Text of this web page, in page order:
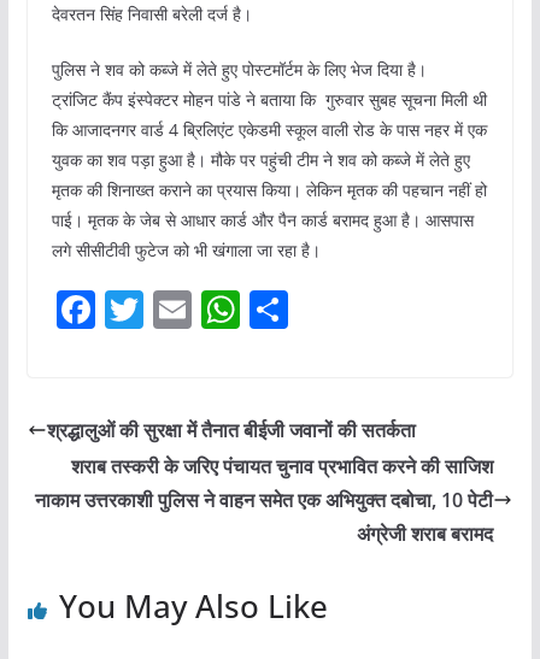
देवरतन सिंह निवासी बरेली दर्ज है।
पुलिस ने शव को कब्जे में लेते हुए पोस्टमॉर्टम के लिए भेज दिया है।
ट्रांजिट कैंप इंस्पेक्टर मोहन पांडे ने बताया कि गुरुवार सुबह सूचना मिली थी
कि आजादनगर वार्ड 4 ब्रिलिएंट एकेडमी स्कूल वाली रोड के पास नहर में एक
युवक का शव पड़ा हुआ है। मौके पर पहुंची टीम ने शव को कब्जे में लेते हुए
मृतक की शिनाख्त कराने का प्रयास किया। लेकिन मृतक की पहचान नहीं हो
पाई। मृतक के जेब से आधार कार्ड और पैन कार्ड बरामद हुआ है। आसपास
लगे सीसीटीवी फुटेज को भी खंगाला जा रहा है।
F
e
b
o
T
er
E
l
W
s
A
p
S
e
श्रद्धालुओं की सुरक्षा में तैनात बीईजी जवानों की सतर्कता
शराब तस्करी के जरिए पंचायत चुनाव प्रभावित करने की साजिश
नाकाम उत्तरकाशी पुलिस ने वाहन समेत एक अभियुक्त दबोचा, 10 पेटी
अंग्रेजी शराब बरामद
You May Also Like